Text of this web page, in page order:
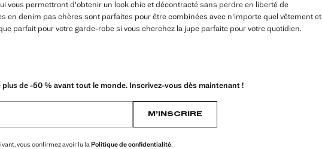
vous permettront d'obtenir un look chic et décontracté sans perdre en liberté de
en denim pas chères sont parfaites pour être combinées avec n'importe quel vêtement et
parfait pour votre garde-robe si vous cherchez la jupe parfaite pour votre quotidien.
de -50 % avant tout le monde. Inscrivez-vous dès maintenant !
M’INSCRIRE
vous confirmez avoir lu la Politique de confidentialité.